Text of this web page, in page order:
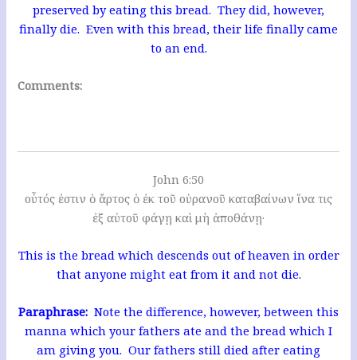
preserved by eating this bread. They did, however,
finally die. Even with this bread, their life finally came
to an end.
Comments:
John 6:50
οὗτός ἐστιν ὁ ἄρτος ὁ ἐκ τοῦ οὐρανοῦ καταβαίνων ἵνα τις
ἐξ αὐτοῦ φάγῃ καὶ μὴ ἀποθάνῃ·
This is the bread which descends out of heaven in order
that anyone might eat from it and not die.
Paraphrase: Note the difference, however, between this
manna which your fathers ate and the bread which I
am giving you. Our fathers still died after eating